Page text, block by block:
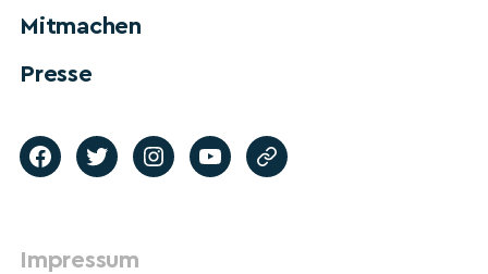
Mitmachen
Presse
Impressum